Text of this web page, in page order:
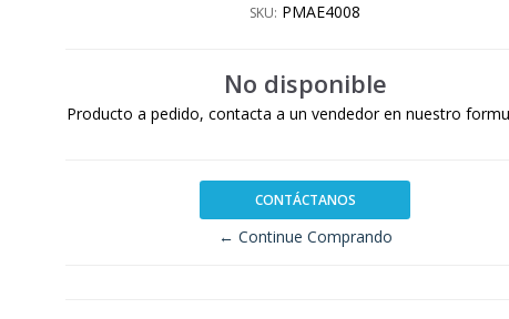
SKU: PMAE4008
No disponible
Producto a pedido, contacta a un vendedor en nuestro
CONTÁCTANOS
← Continue Comprando